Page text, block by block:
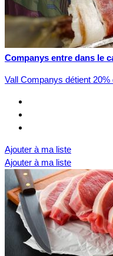
Companys entre dans le
Vall Companys détient
Ajouter à ma liste
Ajouter à ma liste